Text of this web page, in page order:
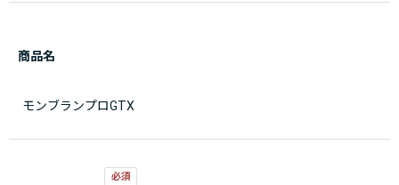
商品名
モンブランプロGTX